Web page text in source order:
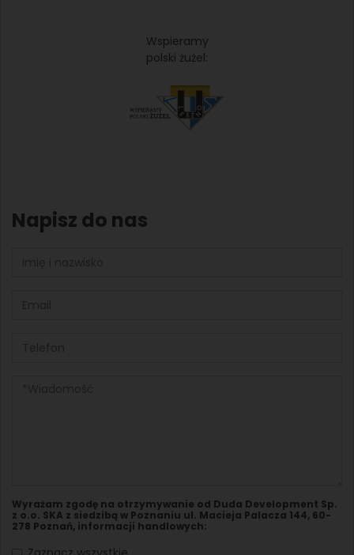
Wspieramy
polski żużel:
Napisz do nas
Wyrażam zgodę na otrzymywanie od Duda Development Sp.
z o.o. SKA z siedzibą w Poznaniu ul. Macieja Palacza 144, 60-
278 Poznań, informacji handlowych: